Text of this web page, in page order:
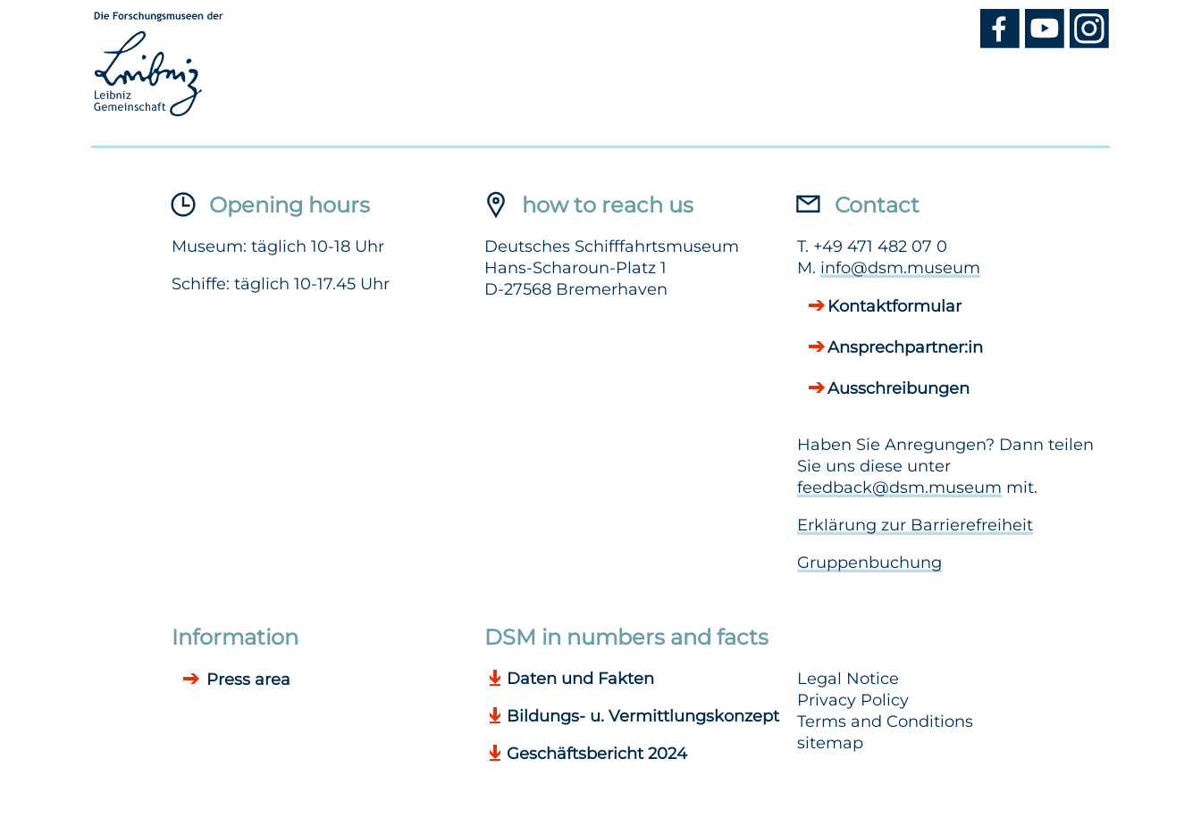
Opening hours
Museum: täglich 10-18 Uhr
Schiffe: täglich 10-17.45 Uhr
how to reach us
Deutsches Schifffahrtsmuseum
Hans-Scharoun-Platz 1
D-27568 Bremerhaven
Contact
T. +49 471 482 07 0
M. info@dsm.museum
Kontaktformular
Ansprechpartner:in
Ausschreibungen
Haben Sie Anregungen? Dann teilen
Sie uns diese unter
feedback@dsm.museum mit.
Erklärung zur Barrierefreiheit
Gruppenbuchung
Information
Press area
DSM in numbers and facts
Daten und Fakten
Bildungs- u. Vermittlungskonzept
Geschäftsbericht 2024
Legal Notice
Privacy Policy
Terms and Conditions
sitemap